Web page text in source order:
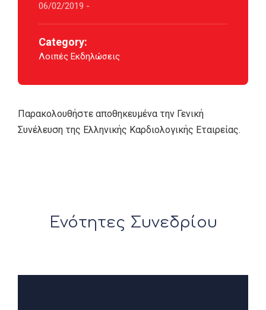
06/02/2019 -
Category:
Λοιπές Εκδηλώσεις
Παρακολουθήστε αποθηκευμένα την Γενική
Συνέλευση της Ελληνικής Καρδιολογικής Εταιρείας.
Ενότητες Συνεδρίου